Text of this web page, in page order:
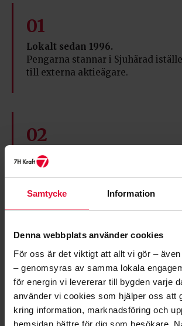
Samtycke Information
Denna webbplats använder cookies
För oss är det viktigt att allt vi gör –
– genomsyras av samma lokala
för energin vi levererar till bygden varje
använder vi cookies som hjälper oss att
kring information, marknadsföring och
hemsidan bättre för dig som besökare.
01
Lokalt sedan 1996.
Pengarna stannar i Sjuhärad
till externa aktieägare.
02
Personlig service.
Vi svarar när du ringer – inga
andra sidan landet.
03
Enkelt byte.
Vi sköter uppsägningen hos ditt
elbolag åt dig.